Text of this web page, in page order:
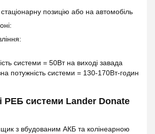
позицію або на автомобіль
системи = 50Вт на виході завада
потужність системи = 130-170Вт-годин
РЕБ системи Lander Donate
з вбудованим АКБ та колінеарною